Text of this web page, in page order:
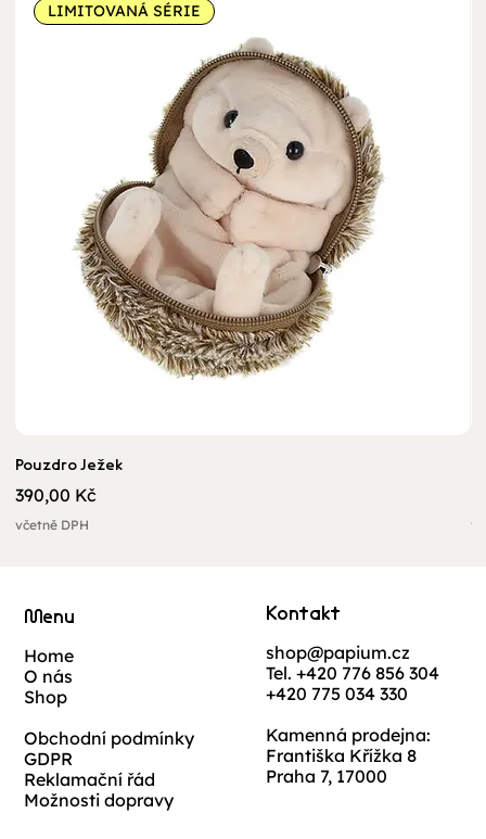
LIMITOVANÁ SÉRIE
Pouzdro Ježek
Cena
390,00 Kč
včetně DPH
Kontakt
shop@papium.cz
Tel. +420 776 856 304
+420 775 034 330
Kamenná prodejna:
Františka Křížka 8
Praha 7, 17000
Menu
Home
O nás
Shop
Obchodní podmínky
GDPR
Reklamační řád
Možnosti dopravy